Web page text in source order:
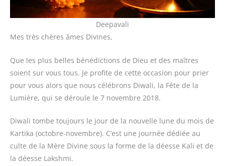
Deepavali
Mes très chères âmes Divines,
Que les plus belles bénédictions de Dieu et des maîtres
soient sur vous tous. Je profite de cette occasion pour prier
pour vous alors que nous célébrons Diwali, la Fête de la
Lumière, qui se déroule le 7 novembre 2018.
Diwali tombe toujours le jour de la nouvelle lune du mois de
Kartika (octobre-novembre). C’est une journée dédiée au
culte de la Mère Divine sous la forme de la déesse Kali et de
la déesse Lakshmi.